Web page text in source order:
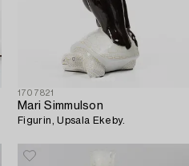
1707821
Mari Simmulson
Figurin, Upsala Ekeby.